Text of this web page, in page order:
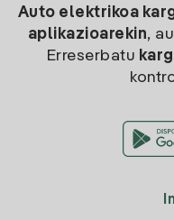
Auto elektrikoa
aplikazioarekin,
Erreserbatu